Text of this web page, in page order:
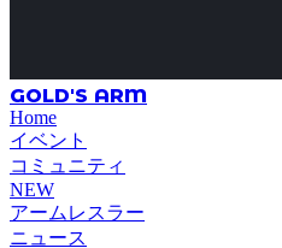
GOLD'S ARM
Home
イベント
コミュニティ
NEW
アームレスラー
ニュース